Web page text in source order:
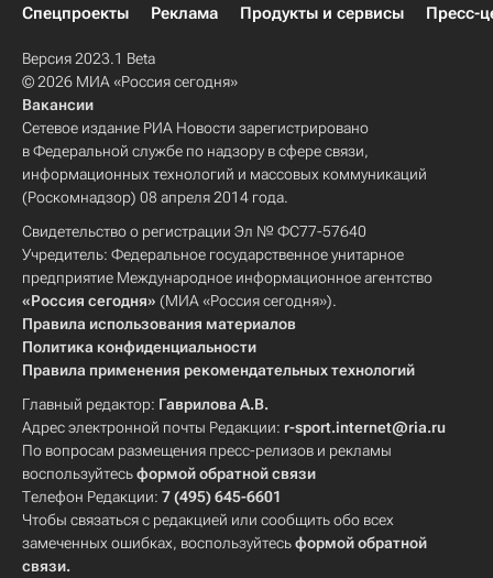
Спецпроекты
Реклама Продукты и сервисы Пресс-
Версия 2023.1 Beta
© 2026 МИА «Россия сегодня»
Вакансии
Сетевое издание РИА Новости зарегистрировано
в Федеральной службе по надзору в сфере связи,
информационных технологий и массовых коммуникаций
(Роскомнадзор) 08 апреля 2014 года.
Свидетельство о регистрации Эл № ФС77-57640
Учредитель: Федеральное государственное унитарное
предприятие Международное информационное агентство
«Россия сегодня» (МИА «Россия сегодня»).
Правила использования материалов
Политика конфиденциальности
Правила применения рекомендательных технологий
Главный редактор: Гаврилова А.В.
Адрес электронной почты Редакции: r-sport.internet@ria.ru
По вопросам размещения пресс-релизов и рекламы
воспользуйтесьформой обратной связи
Телефон Редакции: 7 (495) 645-6601
Чтобы связаться с редакцией или сообщить обо всех
замеченных ошибках, воспользуйтесьформой обратной
связи.